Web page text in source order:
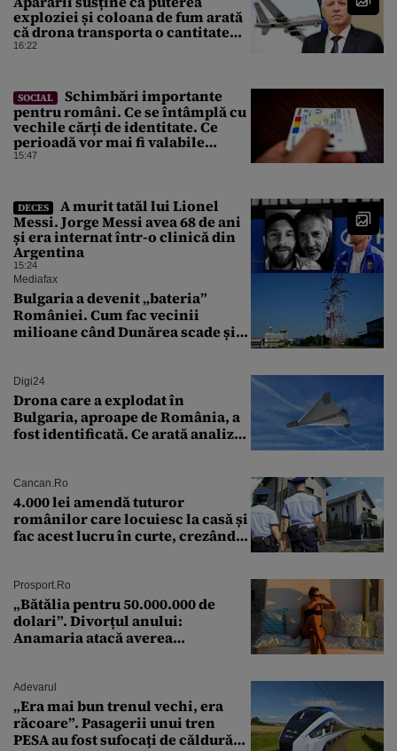
exploziei și coloana de fum arată
că drona transporta o cantitate
semnificativă de exploziv
16:22
SOCIAL
Schimbări importante
pentru români. Ce se întâmplă cu
vechile cărți de identitate. Ce
perioadă vor mai fi valabile
buletinele clasice
15:47
DECES
A murit tatăl lui Lionel
Messi. Jorge Messi avea 68 de ani
și era internat într-o clinică din
Argentina
15:24
Mediafax
Bulgaria a devenit „bateria”
României. Cum fac vecinii
milioane când Dunărea scade și
Digi24
Drona care a explodat în
Bulgaria, aproape de România, a
fost identificată. Ce arată analiza
Cancan.ro
4.000 lei amendă tuturor
românilor care locuiesc la casă și
fac acest lucru în curte, crezând
Prosport.ro
„Bătălia pentru 50.000.000 de
dolari”. Divorțul anului:
Anamaria atacă averea
Adevarul
„Era mai bun trenul vechi, era
răcoare”. Pasagerii unui tren
PESA au fost sufocați de căldură